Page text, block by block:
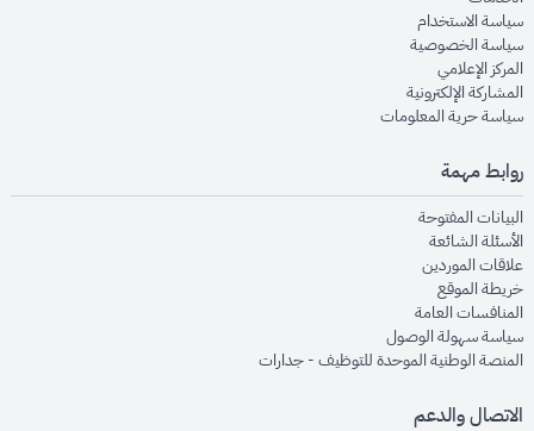
سياسة الاستخدام
سياسة الخصوصيةopens in new window
المركز الإعلاميopens in new window
المشاركة الإلكترونيةopens in new window
سياسة حرية المعلوماتopens in new window
روابط مهمة
البيانات المفتوحةopens in new window
الأسئلة الشائعةopens in new window
علاقات الموردينopens in new window
خريطة الموقعopens in new window
المنافسات العامةopens in new window
سياسة سهولة الوصولopens in new window
المنصة الوطنية الموحدة للتوظيف - جداراتopens in new window
الاتصال والدعم